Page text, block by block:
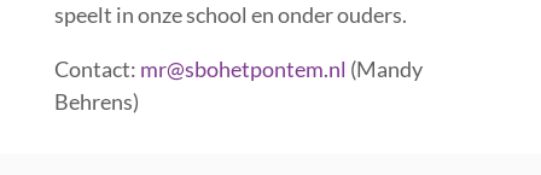
speelt in onze school en onder ouders.
Contact: mr@sbohetpontem.nl (Mandy
Behrens)